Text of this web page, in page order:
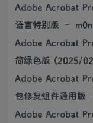
Adobe Acrobat
语言特别版 –
Adobe Acrobat
简绿色版 (2025/
Adobe Acrobat
包修复组件通用
Adobe Acrobat